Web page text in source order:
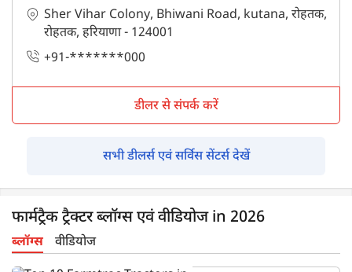
Sher Vihar Colony, Bhiwani Road, kutana, रोहतक,
रोहतक, हरियाणा - 124001
+91-*******000
डीलर से संपर्क करें
सभी डीलर्स एवं सर्विस सेंटर्स देखें
फार्मट्रैक ट्रैक्टर ब्लॉग्स एवं वीडियोज in 2026
ब्लॉग्स वीडियोज